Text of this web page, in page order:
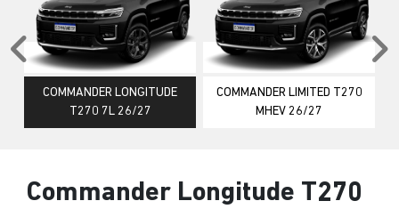
COMMANDER LONGITUDE
T270 7L 26/27
COMMANDER LIMITED T270
MHEV 26/27
Anterior
Commander Longitude T270